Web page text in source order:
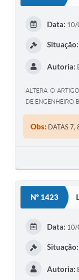
Data: 10/
Situação:
Autoria:
ALTERA O
DE ENGENHEIRO
Obs: DATAS 7,
Nº 1423
Data: 10/
Situação:
Autoria: